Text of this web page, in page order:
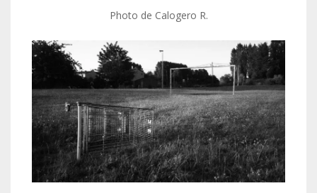
Photo de Calogero R.